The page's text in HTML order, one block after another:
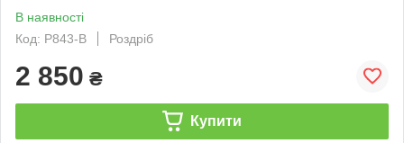
В наявності
Код: P843-B
Роздріб
2 850 ₴
Купити